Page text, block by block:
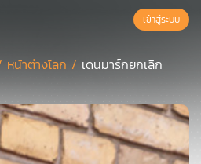
เข้าสู่ระบบ
หน้าต่างโลก / เดนมาร์กยกเลิก